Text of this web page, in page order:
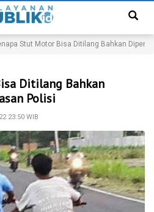
Stut Motor Bisa Ditilang Bahkan
Ditilang Bahkan
Polisi
23:50 WIB